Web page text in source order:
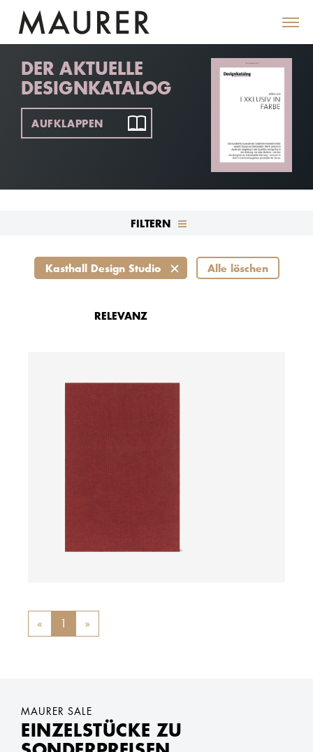
DER AKTUELLE
DESIGNKATALOG
AUFKLAPPEN
FILTERN
Kasthall Design Studio Alle löschen
RELEVANZ
« Previous
1 »
MAURER SALE
EINZELSTÜCKE ZU